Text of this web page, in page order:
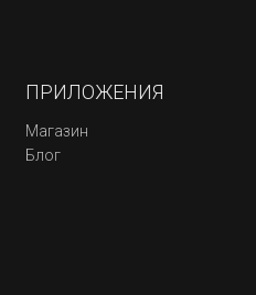
ПРИЛОЖЕНИЯ
Магазин
Блог